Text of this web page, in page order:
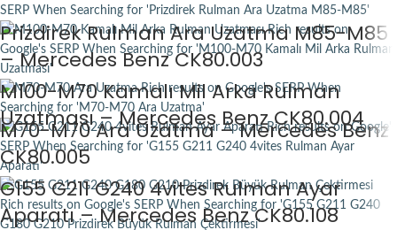
Prizdirek Rulman Ara Uzatma M85-M85
– Mercedes Benz CK80.003
M100-M70 Kamalı Mil Arka Rulman
Uzatması – Mercedes Benz CK80.004
M70-M70 Ara Uzatma – Mercedes Benz
CK80.005
G155 G211 G240 4vites Rulman Ayar
Aparatı – Mercedes Benz CK80.108